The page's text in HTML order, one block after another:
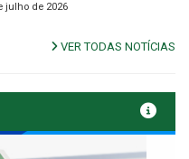
julho de 2026
VER TODAS NOTÍCIAS